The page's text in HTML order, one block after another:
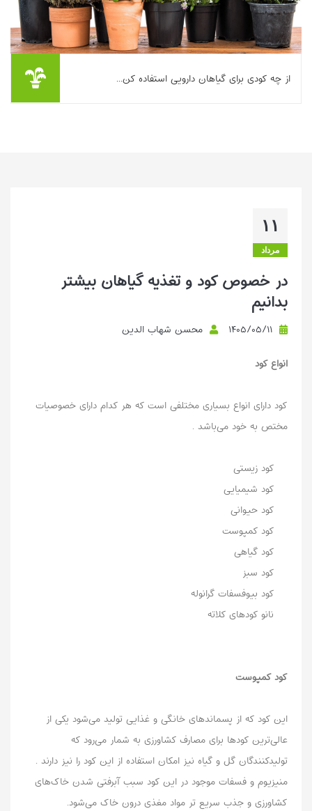
این مطلب راهنمای انتخاب و کاربرد کود برای گیاهان دارویی را ارائه
از چه کودی برای گیاهان دارویی استفاده کن...
۱۱
مرداد
در خصوص کود و تغذیه گیاهان بیشتر
بدانیم
۱۴۰۵/۰۵/۱۱ محسن شهاب الدین
انواع کود
کود دارای انواع بسیاری مختلفی است که هر کدام دارای خصوصیات
مختص به خود می‌باشد .
کود زیستی
کود شیمیایی
کود حیوانی
کود کمپوست
کود گیاهی
کود سبز
کود بیوفسفات گرانوله
نانو کودهای کلاته
کود کمپوست
این کود که از پسماندهای خانگی و غذایی تولید می‌شود یکی از
عالی‌ترین کودها برای مصارف کشاورزی به شمار می‌رود که
تولیدکنندگان گل و گیاه نیز امکان استفاده از این کود را نیز دارند .
منیزیوم و فسفات موجود در این کود سبب آبرفتی شدن خاک‌های
کشاورزی و جذب سریع تر مواد مغذی درون خاک می‌شود.